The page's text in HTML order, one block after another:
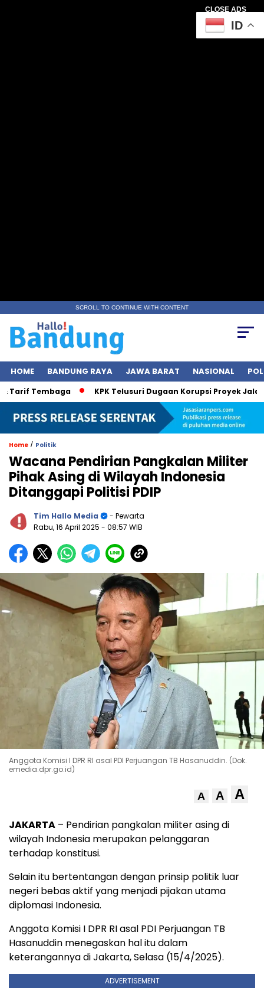
CLOSE ADS
SCROLL TO CONTINUE WITH CONTENT
HOME BANDUNG RAYA JAWA BARAT NASIONAL
Tembaga KPK Telusuri Dugaan Korupsi Proyek Jalan,
Home / Politik
Wacana Pendirian Pangkalan Militer
Pihak Asing di Wilayah Indonesia
Ditanggapi Politisi PDIP
Tim Hallo Media
- Pewarta
Rabu, 16 April 2025 - 08:57 WIB
Anggota Komisi I DPR RI asal PDI Perjuangan TB Hasanuddin. (Dok.
emedia.dpr.go.id)
A A A
JAKARTA – Pendirian pangkalan militer asing di
wilayah Indonesia merupakan pelanggaran
terhadap konstitusi.
Selain itu bertentangan dengan prinsip politik luar
negeri bebas aktif yang menjadi pijakan utama
diplomasi Indonesia.
Anggota Komisi I DPR RI asal PDI Perjuangan TB
Hasanuddin menegaskan hal itu dalam
keterangannya di Jakarta, Selasa (15/4/2025).
ADVERTISEMENT
ID